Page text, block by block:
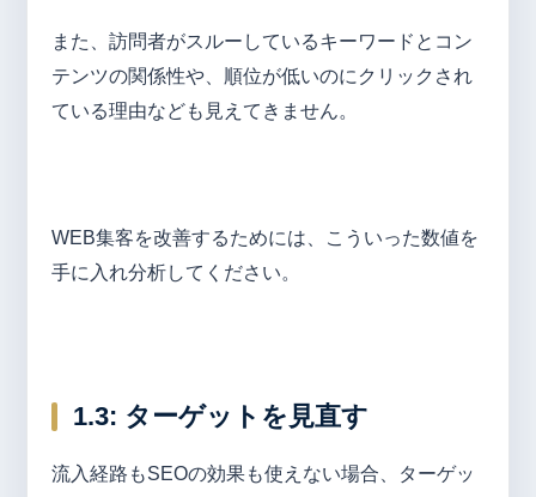
また、訪問者がスルーしているキーワードとコン
テンツの関係性や、順位が低いのにクリックされ
ている理由なども見えてきません。
WEB集客を改善するためには、こういった数値を
手に入れ分析してください。
1.3: ターゲットを見直す
流入経路もSEOの効果も使えない場合、ターゲッ